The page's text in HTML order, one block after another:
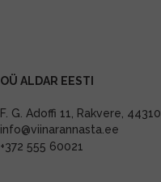
OÜ ALDAR EESTI
F. G. Adoffi 11, Rakvere, 44310
info@viinarannasta.ee
+372 555 60021